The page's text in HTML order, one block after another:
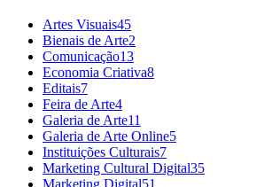
Artes Visuais45
Bienais de Arte2
Comunicação13
Economia Criativa8
Editais7
Feira de Arte4
Galeria de Arte11
Galeria de Arte Online5
Instituições Culturais7
Marketing Cultural Digital35
Marketing Digital51